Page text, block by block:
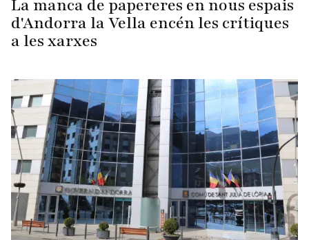
La manca de papereres en nous espais
d'Andorra la Vella encén les crítiques
a les xarxes